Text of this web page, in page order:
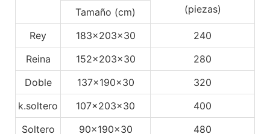
(piezas)
Tamaño (cm)
Rey
183x203x30
240
Reina
152x203x30
280
Doble
137x190x30
320
k.soltero
107x203x30
400
Soltero
90x190x30 480